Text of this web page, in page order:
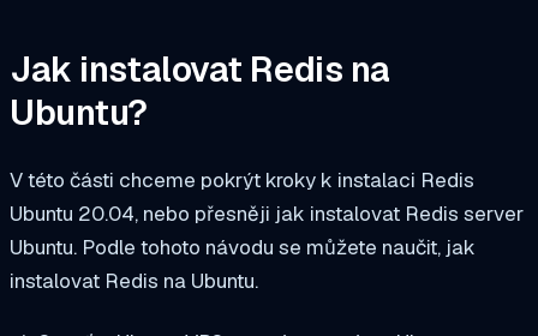
Jak instalovat Redis na
Ubuntu?
V této části chceme pokrýt kroky k instalaci Redis
Ubuntu 20.04, nebo přesněji jak instalovat Redis server
Ubuntu. Podle tohoto návodu se můžete naučit, jak
instalovat Redis na Ubuntu.